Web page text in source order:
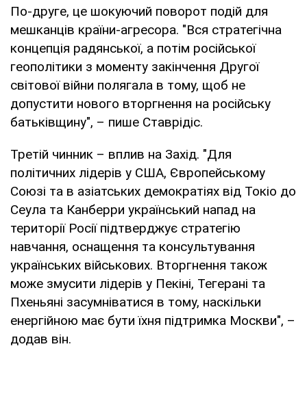
По-друге, це шокуючий поворот подій для
мешканців країни-агресора. "Вся стратегічна
концепція радянської, а потім російської
геополітики з моменту закінчення Другої
світової війни полягала в тому, щоб не
допустити нового вторгнення на російську
батьківщину", – пише Ставрідіс.
Третій чинник – вплив на Захід. "Для
політичних лідерів у США, Європейському
Союзі та в азіатських демократіях від Токіо до
Сеула та Канберри український напад на
території Росії підтверджує стратегію
навчання, оснащення та консультування
українських військових. Вторгнення також
може змусити лідерів у Пекіні, Тегерані та
Пхеньяні засумніватися в тому, наскільки
енергійною має бути їхня підтримка Москви", –
додав він.